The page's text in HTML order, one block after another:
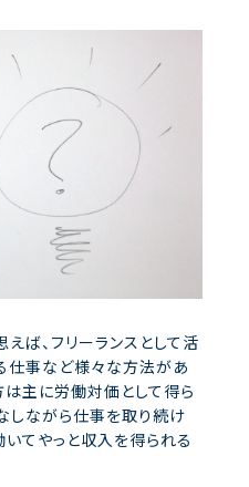
ば、フリーランスとして活
仕事など様々な方法があ
は主に労働対価として得ら
しながら仕事を取り続け
てやっと収入を得られる